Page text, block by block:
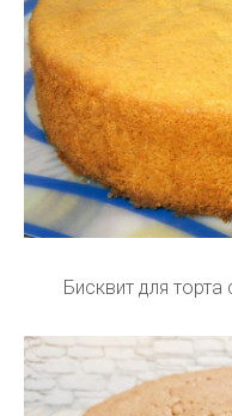
Бисквит для